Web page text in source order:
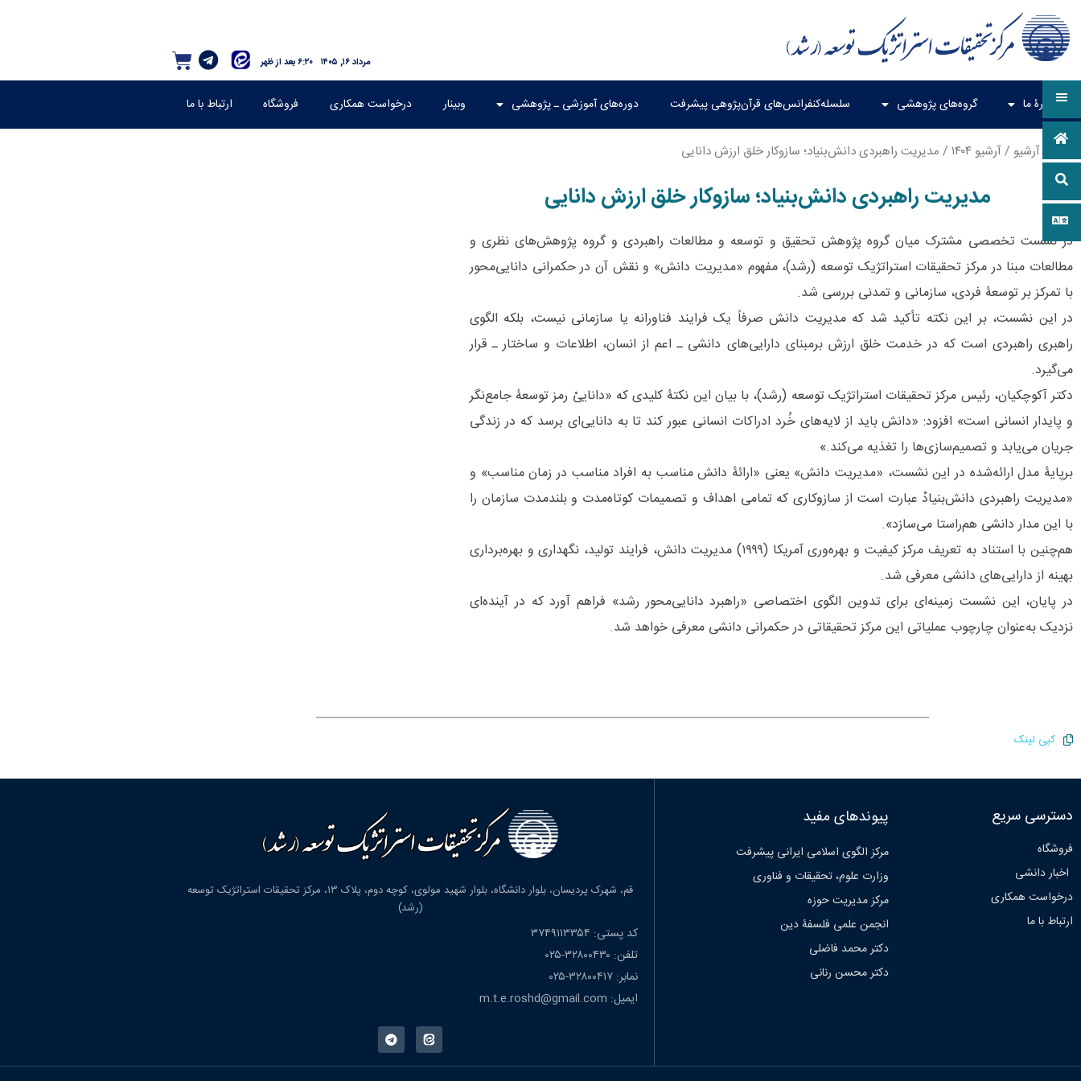
۶:۲۰ بعد از ظهر مرداد ۱۶, ۱۴۰۵
دربارۀ ما گروه‌های پژوهشی سلسله‌کنفرانس‌های قرآن‌پژوهی پیشرفت دوره‌های آموزشی ـ پژوهشی وبینار درخواست همکاری فروشگاه ارتباط با ما
آرشیو /آرشیو ۱۴۰۴ / مدیریت راهبردی دانش‌بنیاد؛ سازوکار خلق ارزش دانایی
مدیریت راهبردی دانش‌بنیاد؛ سازوکار خلق ارزش دانایی
در نشست تخصصی مشترک میان گروه پژوهش تحقیق و توسعه و مطالعات راهبردی و گروه پژوهش‌های نظری و
مطالعات مبنا در مرکز تحقیقات استراتژیک توسعه (رشد)، مفهوم «مدیریت دانش» و نقش آن در حکمرانی دانایی‌محور
با تمرکز بر توسعۀ فردی، سازمانی و تمدنی بررسی شد.
در این نشست، بر این نکته تأکید شد که مدیریت دانش صرفاً یک فرایند فناورانه یا سازمانی نیست، بلکه الگوی
راهبری راهبردی است که در خدمت خلق ارزش برمبنای دارایی‌های دانشی ـ اعم از انسان، اطلاعات و ساختار ـ قرار
می‌گیرد.
دکتر آکوچکیان، رئیس مرکز تحقیقات استراتژیک توسعه (رشد)، با بیان این نکتۀ کلیدی که «داناییْ رمز توسعۀ جامع‌نگر
و پایدار انسانی است» افزود: «دانش باید از لایه‌های خُرد ادراکات انسانی عبور کند تا به دانایی‌ای برسد که در زندگی
جریان می‌یابد و تصمیم‌سازی‌ها را تغذیه می‌کند.»
برپایۀ مدل ارائه‌شده در این نشست، «مدیریت دانش» یعنی «ارائۀ دانش مناسب به افراد مناسب در زمان مناسب» و
«مدیریت راهبردی دانش‌بنیادْ عبارت است از سازوکاری که تمامی اهداف و تصمیمات کوتاه‌مدت و بلندمدت سازمان را
با این مدار دانشی هم‌راستا می‌سازد».
هم‌چنین با استناد به تعریف مرکز کیفیت و بهره‌وری آمریکا (۱۹۹۹) مدیریت دانش، فرایند تولید، نگهداری و بهره‌برداری
بهینه از دارایی‌های دانشی معرفی شد.
در پایان، این نشست زمینه‌ای برای تدوین الگوی اختصاصی «راهبرد دانایی‌محور رشد» فراهم آورد که در آینده‌ای
نزدیک به‌عنوان چارچوب عملیاتی این مرکز تحقیقاتی در حکمرانی دانشی معرفی خواهد شد.
کپی لینک
دسترسی سریع
فروشگاه
اخبار دانشی
درخواست همکاری
ارتباط با ما
پیوندهای مفید
مرکز الگوی اسلامی ایرانی پیشرفت
وزارت علوم، تحقیقات و فناوری
مرکز مدیریت حوزه
انجمن علمی فلسفۀ دین
دکتر محمد فاضلی
دکتر محسن رنانی
قم، شهرک پردیسان، بلوار دانشگاه، بلوار شهید مولوی، کوچه دوم، پلاک ۱۳، مرکز تحقیقات استراتژیک توسعه
(رشد)
کد پستی: ۳۷۴۹۱۱۳۳۵۴
تلفن: ۳۲۸۰۰۴۳۰-۰۲۵
نمابر: ۳۲۸۰۰۴۱۷-۰۲۵
ایمیل: m.t.e.roshd@gmail.com